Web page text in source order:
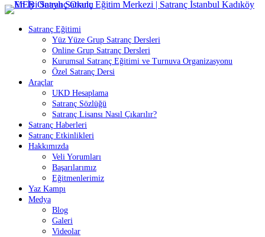
İçeriğe
Satranç Eğitimi
Yüz Yüze Grup Satranç Dersleri
Online Grup Satranç Dersleri
Kurumsal Satranç Eğitimi ve Turnuva Organizasyonu
Özel Satranç Dersi
Araçlar
UKD Hesaplama
Satranç Sözlüğü
Satranç Lisansı Nasıl Çıkarılır?
Satranç Haberleri
Satranç Etkinlikleri
Hakkımızda
Veli Yorumları
Başarılarımız
Eğitmenlerimiz
Yaz Kampı
Medya
Blog
Galeri
Videolar